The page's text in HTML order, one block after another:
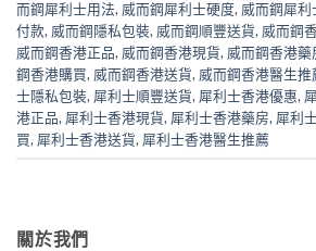
而鋼犀利士用法, 威而鋼犀利士硬度, 威而鋼犀利
付款, 威而鋼隱私包裝, 威而鋼順豐送貨, 威而鋼
威而鋼香港正品, 威而鋼香港現貨, 威而鋼香港藥
鋼香港購買, 威而鋼香港送貨, 威而鋼香港醫生推
士隱私包裝, 犀利士順豐送貨, 犀利士香港優惠,
港正品, 犀利士香港現貨, 犀利士香港藥房, 犀利
買, 犀利士香港送貨, 犀利士香港醫生推薦
關於我們